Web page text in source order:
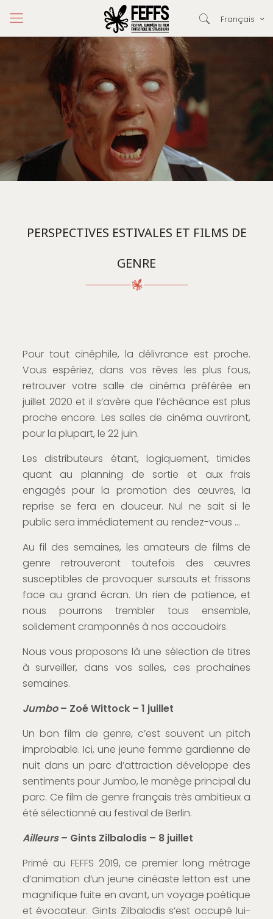
Français
PERSPECTIVES ESTIVALES ET FILMS DE
GENRE
Pour tout cinéphile, la délivrance est proche.
Vous espériez, dans vos rêves les plus fous,
retrouver votre salle de cinéma préférée en
juillet 2020 et il s’avère que l’échéance est plus
proche encore. Les salles de cinéma ouvriront,
pour la plupart, le 22 juin.
Les distributeurs étant, logiquement, timides
quant au planning de sortie et aux frais
engagés pour la promotion des œuvres, la
reprise se fera en douceur. Nul ne sait si le
public sera immédiatement au rendez-vous …
Au fil des semaines, les amateurs de films de
genre retrouveront toutefois des œuvres
susceptibles de provoquer sursauts et frissons
face au grand écran. Un rien de patience, et
nous pourrons trembler tous ensemble,
solidement cramponnés à nos accoudoirs.
Nous vous proposons là une sélection de titres
à surveiller, dans vos salles, ces prochaines
semaines.
Jumbo– Zoé Wittock – 1 juillet
Un bon film de genre, c’est souvent un pitch
improbable. Ici, une jeune femme gardienne de
nuit dans un parc d’attraction développe des
sentiments pour Jumbo, le manège principal du
parc. Ce film de genre français très ambitieux a
été sélectionné au festival de Berlin.
Ailleurs– Gints Zilbalodis – 8 juillet
Primé au FEFFS 2019, ce premier long métrage
d’animation d’un jeune cinéaste letton est une
magnifique fuite en avant, un voyage poétique
et évocateur. Gints Zilbalodis s’est occupé lui-